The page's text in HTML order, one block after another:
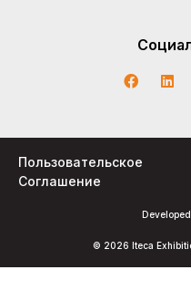
© 2026 Iteca
Пользовательское
Соглашение